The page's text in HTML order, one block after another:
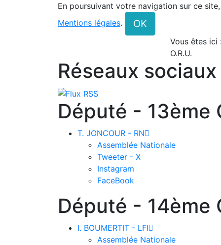
En poursuivant votre navigation sur ce
Mentions légales. OK
Vous êtes
O.R.U.
Réseaux sociaux
Député - 13ème
T. JONCOUR - RN
Assemblée Nationale
Tweeter - X
Instagram
FaceBook
Député - 14ème
I. BOUMERTIT - LFI
Assemblée Nationale